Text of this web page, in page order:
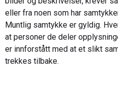
eller fra noen som har
Muntlig samtykke er gyldig.
at personer de deler
er innforstått med at et slikt
trekkes tilbake.